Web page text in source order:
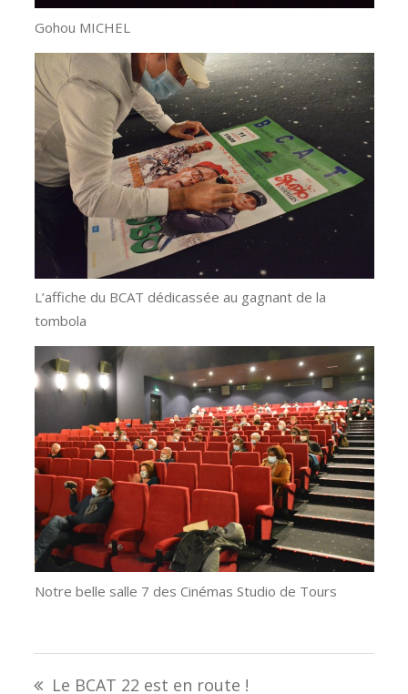
Gohou MICHEL
L’affiche du BCAT dédicassée au gagnant de la
tombola
Notre belle salle 7 des Cinémas Studio de Tours
deLe BCAT 22 est en route !